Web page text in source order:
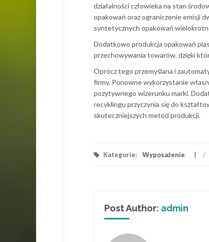
działalności człowieka na stan
opakowań oraz ograniczenie emisji
syntetycznych opakowań
Dodatkowo produkcja opakowań
przechowywania towarów, dzięki
Oprócz tego przemyślana i
firmy. Ponowne wykorzystanie
pozytywnego wizerunku marki.
recyklingu przyczynia się do
skuteczniejszych metod produkcji.
Kategorie: Wyposażenie /
Post Author: admin